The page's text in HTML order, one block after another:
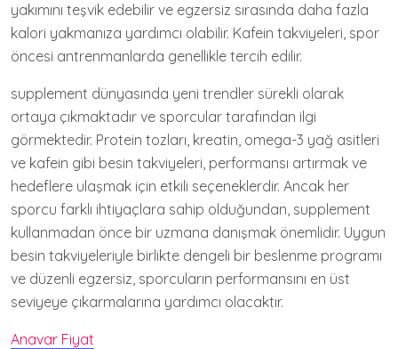
yakımını teşvik edebilir ve egzersiz sırasında daha fazla
kalori yakmanıza yardımcı olabilir. Kafein takviyeleri, spor
öncesi antrenmanlarda genellikle tercih edilir.
supplement dünyasında yeni trendler sürekli olarak
ortaya çıkmaktadır ve sporcular tarafından ilgi
görmektedir. Protein tozları, kreatin, omega-3 yağ asitleri
ve kafein gibi besin takviyeleri, performansı artırmak ve
hedeflere ulaşmak için etkili seçeneklerdir. Ancak her
sporcu farklı ihtiyaçlara sahip olduğundan, supplement
kullanmadan önce bir uzmana danışmak önemlidir. Uygun
besin takviyeleriyle birlikte dengeli bir beslenme programı
ve düzenli egzersiz, sporcuların performansını en üst
seviyeye çıkarmalarına yardımcı olacaktır.
Anavar Fiyat